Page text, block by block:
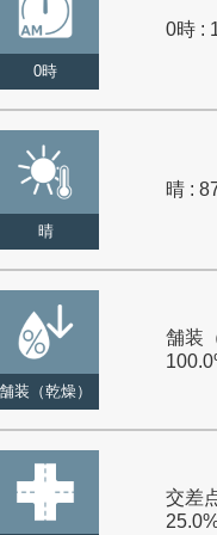
0時
0時 :
晴
晴 :
舗装（乾燥）
舗装
交差